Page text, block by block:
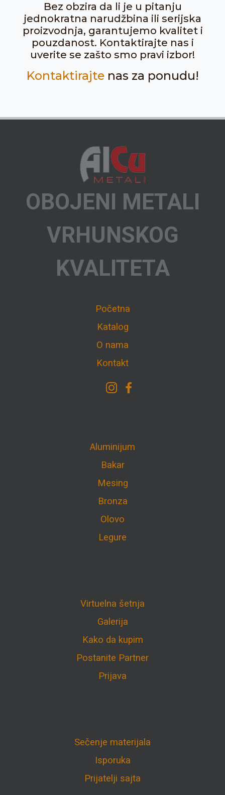
Bez obzira da li je u pitanju
jednokratna narudžbina ili serijska
proizvodnja, garantujemo kvalitet i
pouzdanost. Kontaktirajte nas i
uverite se zašto smo pravi izbor!
Kontaktirajtenas za ponudu!
OBOJENI METALI
VRHUNSKOG
KVALITETA
Početna
Katalog
O nama
Kontakt
Aluminijum
Bakar
Mesing
Bronza
Olovo
Legure
Virtuelna šetnja
Galerija
Kako da kupim
Postanite Partner
Prijava
Sečenje materijala
Isporuka
Prijatelji sajta